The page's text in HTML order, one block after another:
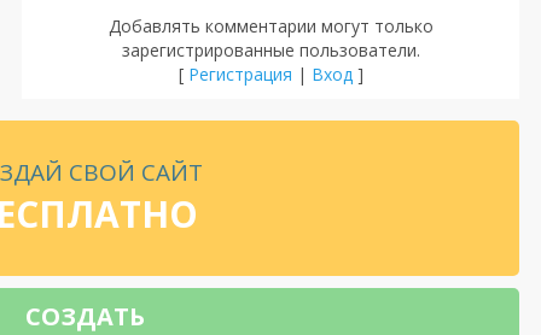
Добавлять комментарии могут только
зарегистрированные пользователи.
[ Регистрация | Вход]
СВОЙ САЙТ
СОЗДАТЬ